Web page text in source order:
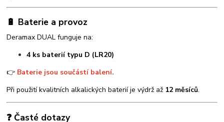
🔋 Baterie a provoz
Deramax DUAL funguje na:
4 ks baterií typu D (LR20)
👉 Baterie jsou součástí balení.
Při použití kvalitních alkalických baterií je výdrž až 12 měsíců.
❓ Časté dotazy